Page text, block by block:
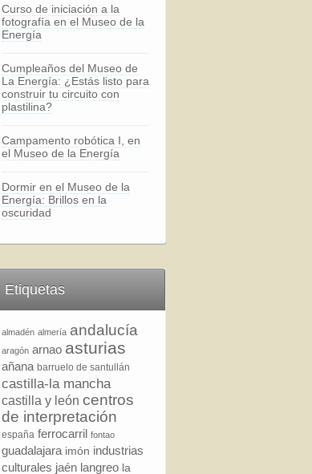
Curso de iniciación a la
fotografía en el Museo de la
Energía
Cumpleaños del Museo de
La Energía: ¿Estás listo para
construir tu circuito con
plastilina?
Campamento robótica I, en
el Museo de la Energía
Dormir en el Museo de la
Energía: Brillos en la
oscuridad
Etiquetas
almadén almería andalucía
aragón arnao asturias
añana barruelo de santullán
castilla-la mancha
castilla y león centros
de interpretación
españa ferrocarril fontao
guadalajara imón industrias
culturales jaén langreo la